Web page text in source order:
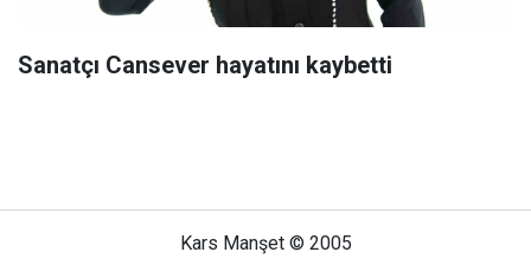
Sanatçı Cansever hayatını kaybetti
Kars Manşet © 2005